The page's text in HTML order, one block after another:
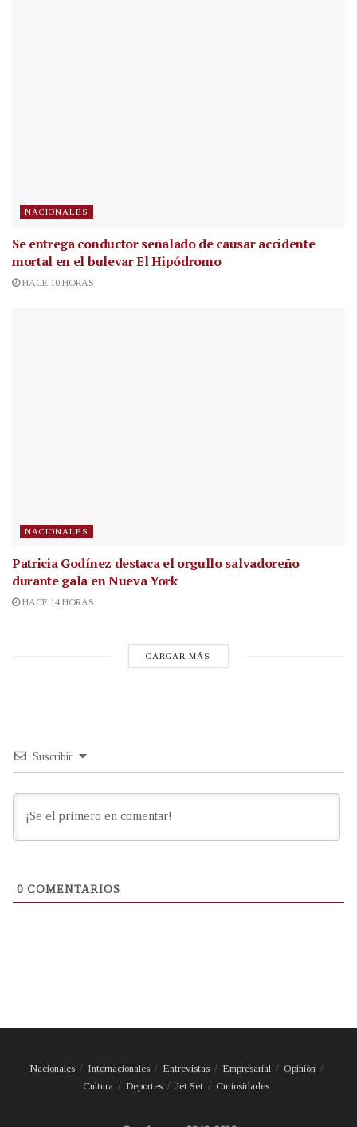
NACIONALES
Se entrega conductor señalado de causar accidente
mortal en el bulevar El Hipódromo
HACE 10 HORAS
NACIONALES
Patricia Godínez destaca el orgullo salvadoreño
durante gala en Nueva York
HACE 14 HORAS
CARGAR MÁS
Suscribir
0 COMENTARIOS
Nacionales Internacionales Entrevistas Empresarial
Opinión
Cultura
Deportes Jet Set Curiosidades